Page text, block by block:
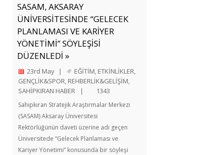
SASAM, AKSARAY
ÜNİVERSİTESİNDE “GELECEK
PLANLAMASI VE KARİYER
YÖNETİMİ” SÖYLEŞİSİ
DÜZENLEDİ »
23rd May | EĞİTİM ETKİNLİKLER
GENÇLİK&SPOR REHBERLİK&GELİŞİM
SAHİPKIRAN HABER
| 1343
Sahipkıran Stratejik Araştırmalar Merkezi
(SASAM) Aksaray Üniversitesi
Rektörlüğünün daveti üzerine adı geçen
Üniversitede “Gelecek Planlaması ve
Kariyer Yönetimi” konusunda bir söyleşi